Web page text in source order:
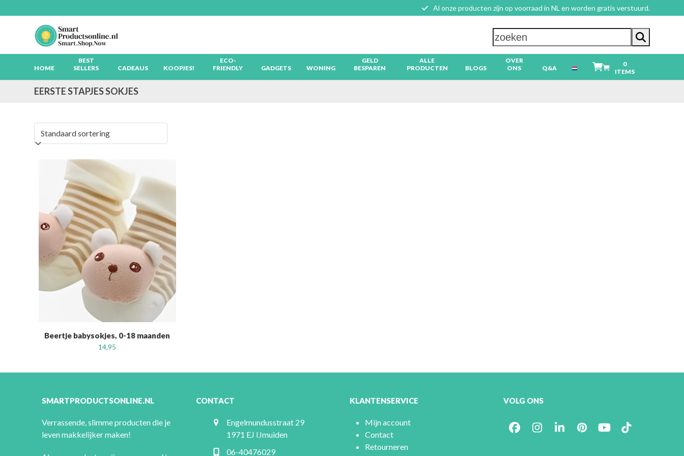
to
Al onze producten zijn op voorraad in NL en worden gratis verstuurd.
zoeken
HOME
BEST
SELLERS
CADEAUS KOOPJES!
ECO-
FRIENDLY
GADGETS WONING
GELD
BESPAREN
ALLE
PRODUCTEN
BLOGS
OVER
ONS
Q&A
0
ITEMS
EERSTE STAPJES SOKJES
Beertje babysokjes, 0-18 maanden
14,95
SMARTPRODUCTSONLINE.NL
Verrassende, slimme producten die je
leven makkelijker maken!
CONTACT
Engelmundusstraat 29
1971 EJ IJmuiden
06-40476029
KLANTENSERVICE
Mijn account
Contact
Retourneren
VOLG ONS
Facebook
Instagram
LinkedInPinterest
YouTube
Tiktok